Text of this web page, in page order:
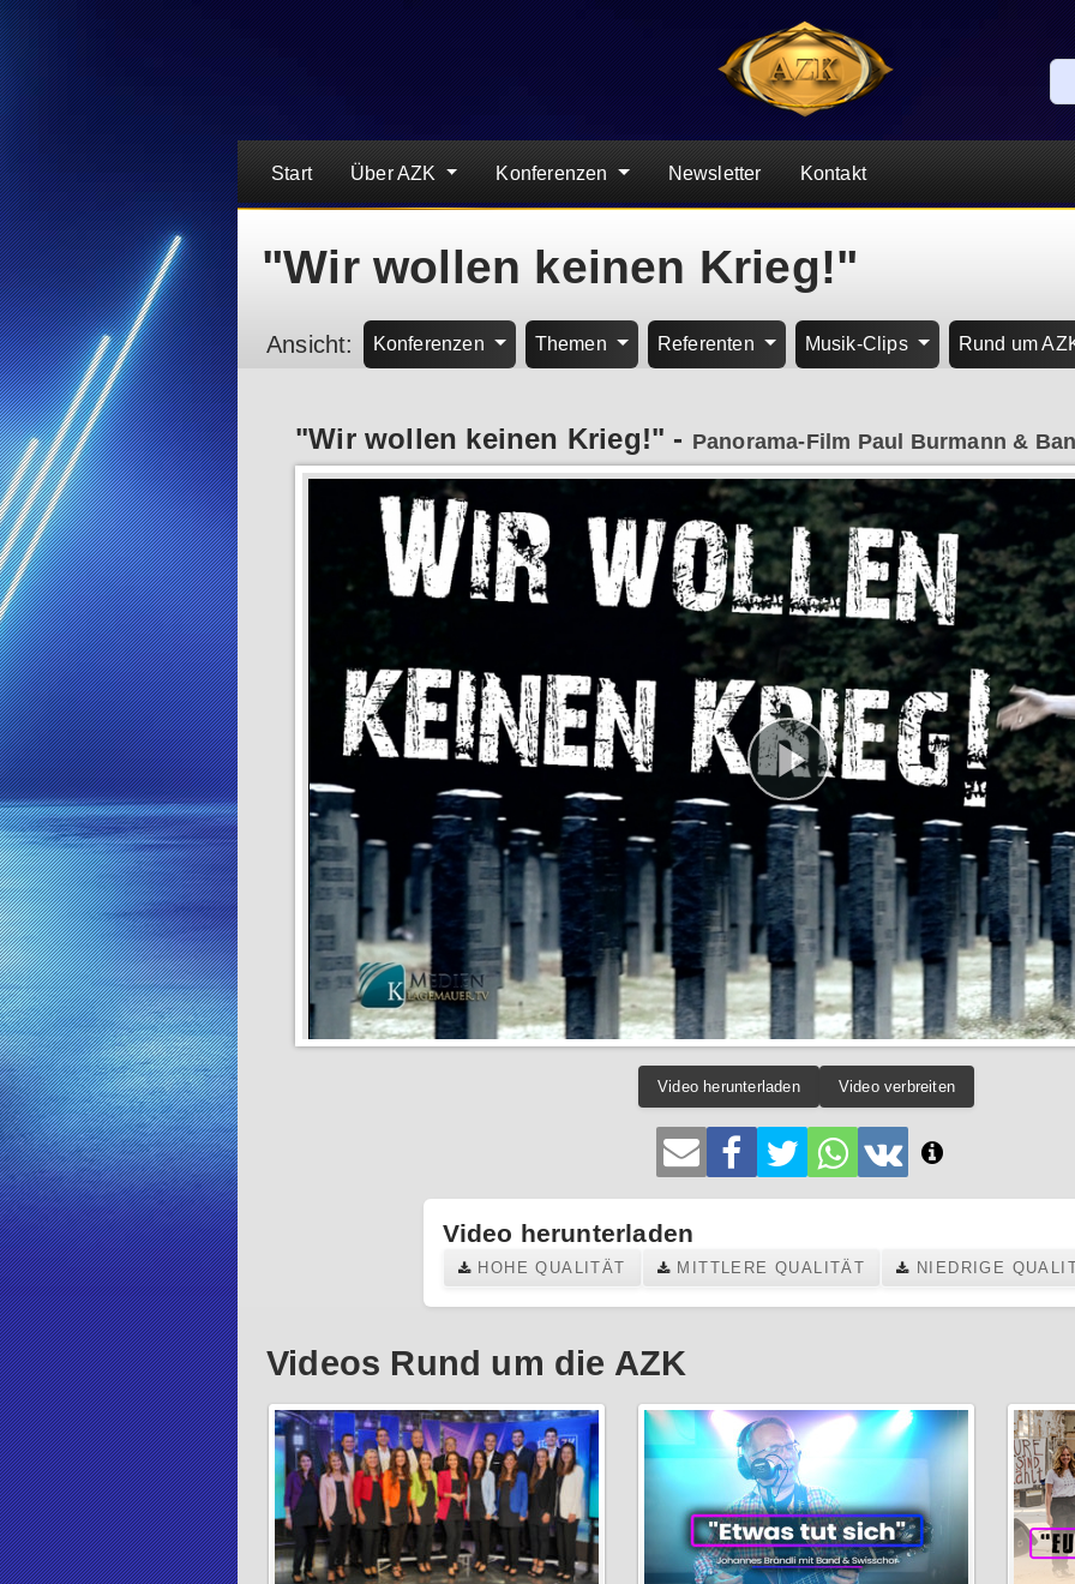
Start Über AZK Konferenzen Newsletter Kontakt
"Wir wollen keinen Krieg!"
Ansicht: Konferenzen Themen Referenten Musik-Clips Rund um
"Wir wollen keinen Krieg!" - Panorama-Film Paul Burmann &
Video herunterladen Video verbreiten
Video herunterladen
HOHE QUALITÄT MITTLERE QUALITÄT NIEDRIGE
Videos Rund um die AZK